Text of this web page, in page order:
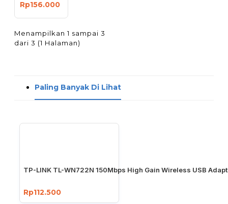
Rp156.000
Menampilkan 1 sampai 3
dari 3 (1 Halaman)
Paling Banyak Di Lihat
TP-LINK TL-WN722N 150Mbps High Gain Wireless USB
Rp112.500